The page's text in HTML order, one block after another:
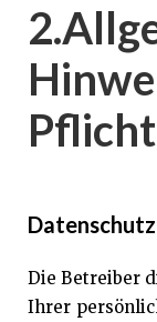
Datenschutz
Die Betreiber
Ihrer